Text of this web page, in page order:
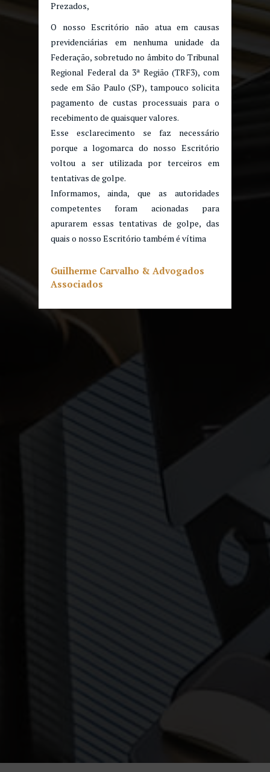
Prezados,
O nosso Escritório não atua em causas
previdenciárias em nenhuma unidade da
Federação, sobretudo no âmbito do Tribunal
Regional Federal da 3ª Região (TRF3), com
sede em São Paulo (SP), tampouco solicita
pagamento de custas processuais para o
recebimento de quaisquer valores.
Esse esclarecimento se faz necessário
porque a logomarca do nosso Escritório
voltou a ser utilizada por terceiros em
tentativas de golpe.
Informamos, ainda, que as autoridades
competentes foram acionadas para
apurarem essas tentativas de golpe, das
quais o nosso Escritório também é vítima
Guilherme Carvalho & Advogados
Associados